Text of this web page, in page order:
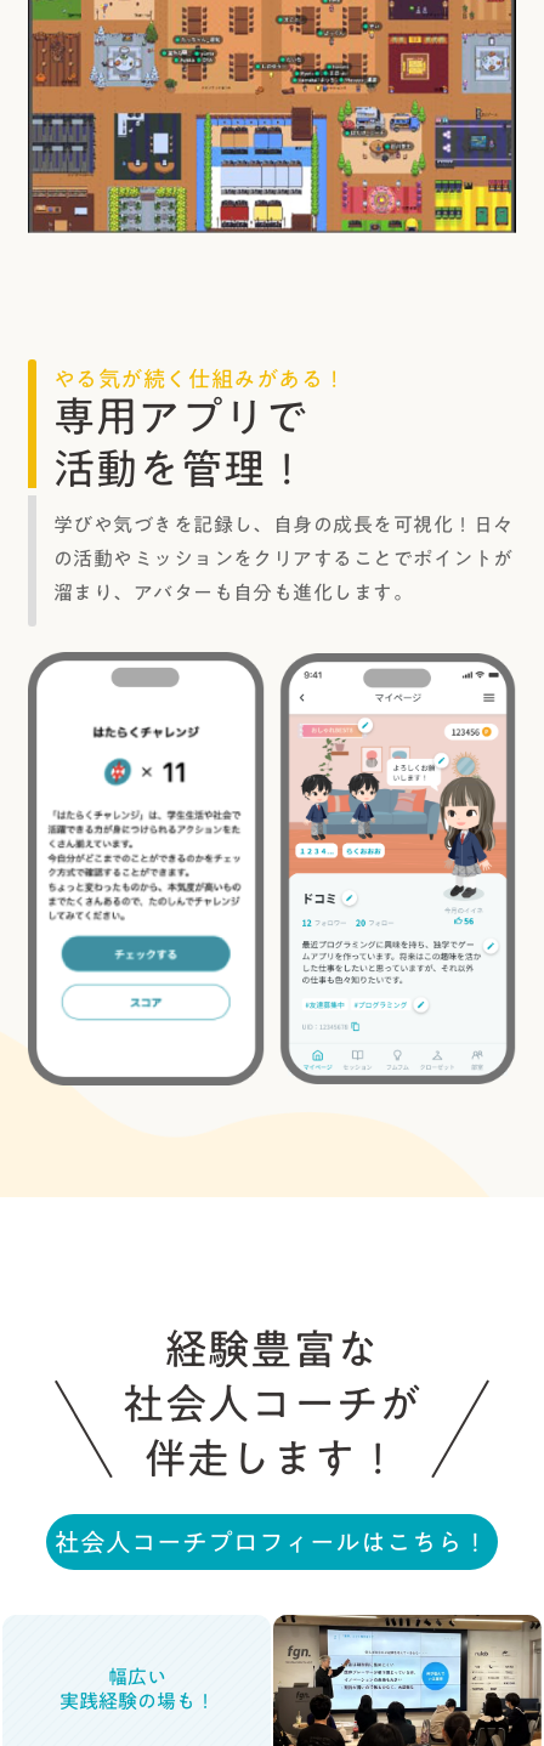
やる気が続く仕組みがある！
専用アプリで
活動を管理！
学びや気づきを記録し、自身の成長を可視化！日々
の活動やミッションをクリアすることでポイントが
溜まり、アバターも自分も進化します。
経験豊富な
社会人コーチが
伴走します！
社会人コーチプロフィールはこちら！
幅広い
実践経験の場も！